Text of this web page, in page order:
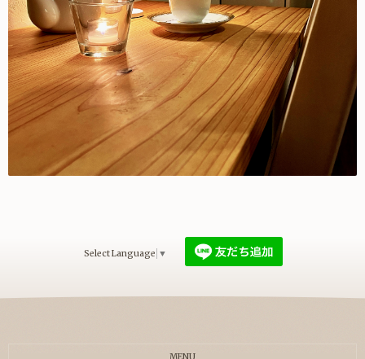
Select Language ▼
MENU